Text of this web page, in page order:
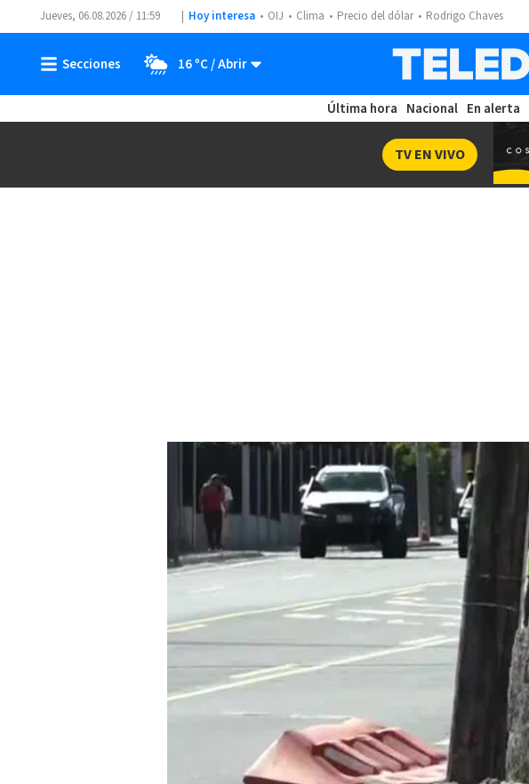
Jueves, 06.08.2026 / 11:59 Hoy interesa OIJ Clima Precio del dólar Rodrigo Chaves
16 ºC
Última hora Nacional En alerta
TV EN VIVO